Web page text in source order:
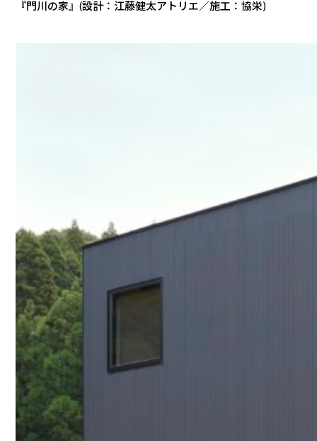
『門川の家』(設計：江藤健太アトリエ／施工：協栄)